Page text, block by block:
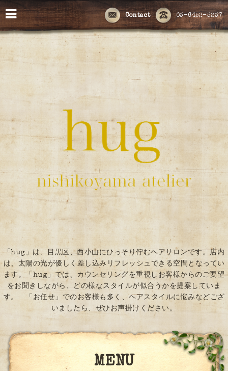
03-6452-3237
Contact
「hug」は、目黒区、西小山にひっそり佇むヘアサロンです。店内
は、太陽の光が優しく差し込みリフレッシュできる空間となってい
ます。「hug」では、カウンセリングを重視しお客様からのご要望
をお聞きしながら、どの様なスタイルが似合うかを提案していま
す。 「お任せ」でのお客様も多く、ヘアスタイルに悩みなどござ
いましたら、ぜひお声掛けください。
MENU